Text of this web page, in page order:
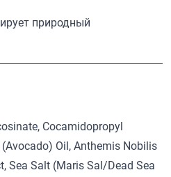
природный
Cocamidopropyl
Oil, Anthemis Nobilis
Sea Salt (Maris Sal/Dead Sea